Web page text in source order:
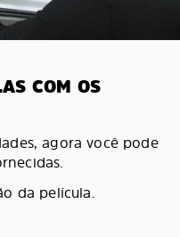
COM OS
agora você pode
da película.